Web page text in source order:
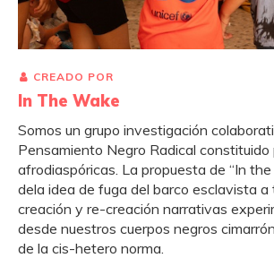
CREADO POR
In The Wake
Somos un grupo investigación
Pensamiento Negro Radical constituido
afrodiaspóricas. La propuesta de “In
dela idea de fuga del barco esclavista a
creación y re-creación narrativas
desde nuestros cuerpos negros
de la cis-hetero norma.